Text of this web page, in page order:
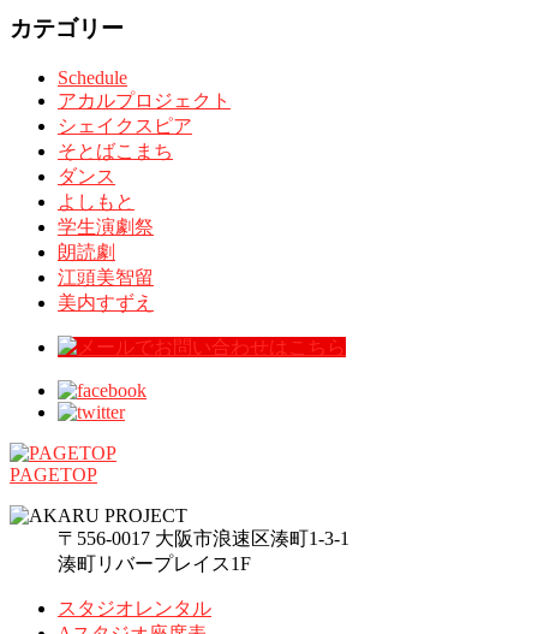
カテゴリー
Schedule
アカルプロジェクト
シェイクスピア
そとばこまち
ダンス
よしもと
学生演劇祭
朗読劇
江頭美智留
美内すずえ
PAGETOP
〒556-0017 大阪市浪速区湊町1-3-1
湊町リバープレイス1F
スタジオレンタル